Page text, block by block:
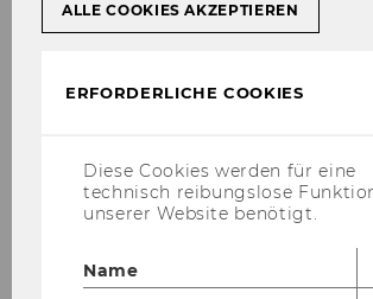
Final Solution (ERM)
Ex­er­ci­s­es List
ALLE COOKIES AKZEPTIEREN
ERFORDERLICHE COOKIES
Diese Cookies werden für eine
technisch reibungslose
unserer Website benötigt.
Name